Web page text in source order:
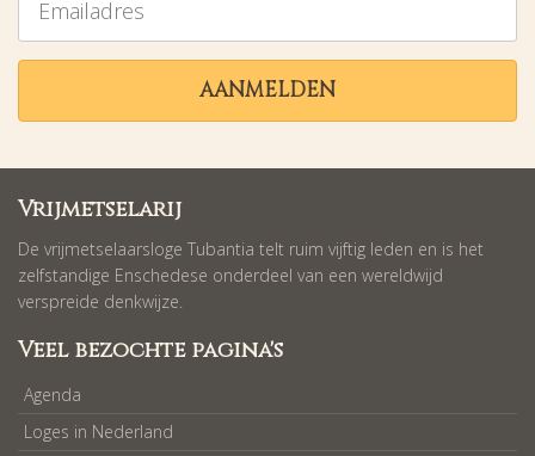
AANMELDEN
Vrijmetselarij
De vrijmetselaarsloge Tubantia telt ruim vijftig leden en is het
zelfstandige Enschedese onderdeel van een wereldwijd
verspreide denkwijze.
Veel bezochte pagina's
Agenda
Loges in Nederland